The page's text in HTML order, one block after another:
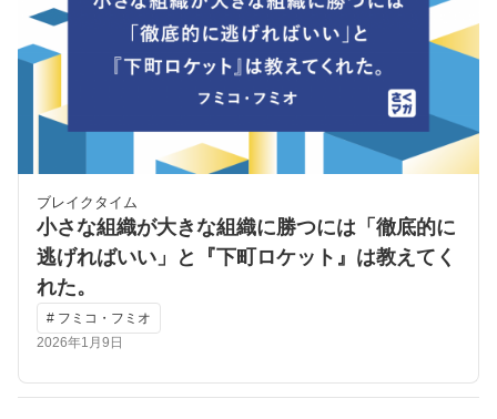
ブレイクタイム
小さな組織が大きな組織に勝つには「徹底的に
逃げればいい」と『下町ロケット』は教えてく
れた。
# フミコ・フミオ
2026年1月9日